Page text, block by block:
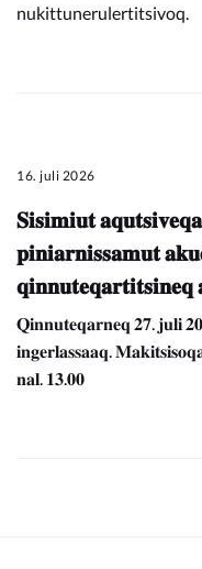
nukittunerulertitsivoq.
16. juli 2026
𝐒𝐢𝐬𝐢𝐦𝐢𝐮𝐭
𝐩𝐢𝐧𝐢𝐚𝐫𝐧𝐢𝐬𝐬𝐚𝐦𝐮𝐭
𝐐𝐢𝐧𝐧𝐮𝐭𝐞𝐪𝐚𝐫𝐧𝐞𝐪 𝟐𝟕. 𝐣𝐮𝐥𝐢
𝐢𝐧𝐠𝐞𝐫𝐥𝐚𝐬𝐬𝐚𝐚𝐪.
𝐧𝐚𝐥. 𝟏𝟑.𝟎𝟎